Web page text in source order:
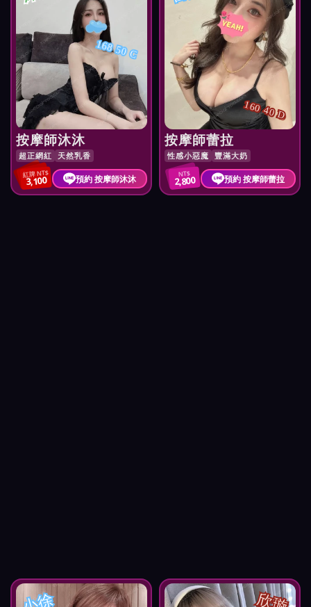
168 50 C
按摩師沐沐
超正網紅 天然乳香
紅牌 NT$
3,100 預約 按摩師沐沐
160 40 D
按摩師蕾拉
性感小惡魔 豐滿大奶
NT$
2,800 預約 按摩師蕾拉